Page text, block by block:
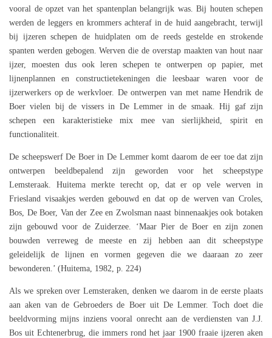
vooral de opzet van het spantenplan belangrijk was. Bij houten schepen
werden de leggers en krommers achteraf in de huid aangebracht, terwijl
bij ijzeren schepen de huidplaten om de reeds gestelde en strokende
spanten werden gebogen. Werven die de overstap maakten van hout naar
ijzer, moesten dus ook leren schepen te ontwerpen op papier, met
lijnenplannen en constructietekeningen die leesbaar waren voor de
ijzerwerkers op de werkvloer. De ontwerpen van met name Hendrik de
Boer vielen bij de vissers in De Lemmer in de smaak. Hij gaf zijn
schepen een karakteristieke mix mee van sierlijkheid, spirit en
functionaliteit.
De scheepswerf De Boer in De Lemmer komt daarom de eer toe dat zijn
ontwerpen beeldbepalend zijn geworden voor het scheepstype
Lemsteraak. Huitema merkte terecht op, dat er op vele werven in
Friesland visaakjes werden gebouwd en dat op de werven van Croles,
Bos, De Boer, Van der Zee en Zwolsman naast binnenaakjes ook botaken
zijn gebouwd voor de Zuiderzee. ‘Maar Pier de Boer en zijn zonen
bouwden verreweg de meeste en zij hebben aan dit scheepstype
geleidelijk de lijnen en vormen gegeven die we daaraan zo zeer
bewonderen.’ (Huitema, 1982, p. 224)
Als we spreken over Lemsteraken, denken we daarom in de eerste plaats
aan aken van de Gebroeders de Boer uit De Lemmer. Toch doet die
beeldvorming mijns inziens vooral onrecht aan de verdiensten van J.J.
Bos uit Echtenerbrug, die immers rond het jaar 1900 fraaie ijzeren aken